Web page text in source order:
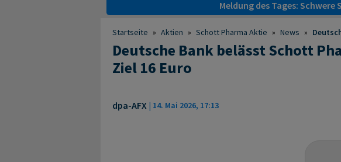
Meldung des Tages:
Startseite » Aktien » Schott Pharma Aktie » News »
Deutsche Bank belässt Schott
Ziel 16 Euro
dpa-AFX | 14. Mai 2026, 17:13